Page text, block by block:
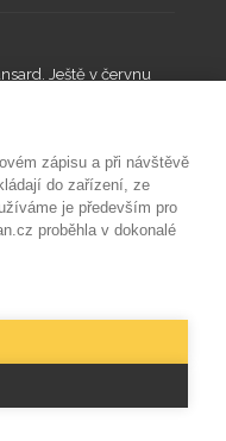
Ještě v červnu
za dveřmi. V Tasově
Lords i Načeva
Billieho Joe
zápisu a při návštěvě
do zařízení, ze
je především pro
proběhla v dokonalé